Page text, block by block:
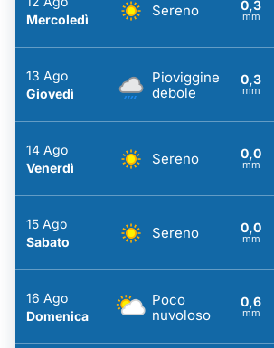
Mercoledì
Sereno 0,3
mm
13 Ago
Giovedì
Pioviggine
debole
0,3
mm
14 Ago
Venerdì
Sereno 0,0
mm
15 Ago
Sabato
Sereno 0,0
mm
16 Ago
Domenica
Poco
nuvoloso
0,6
mm